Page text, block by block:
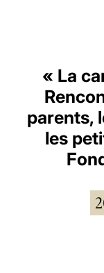
« La
parents,
les